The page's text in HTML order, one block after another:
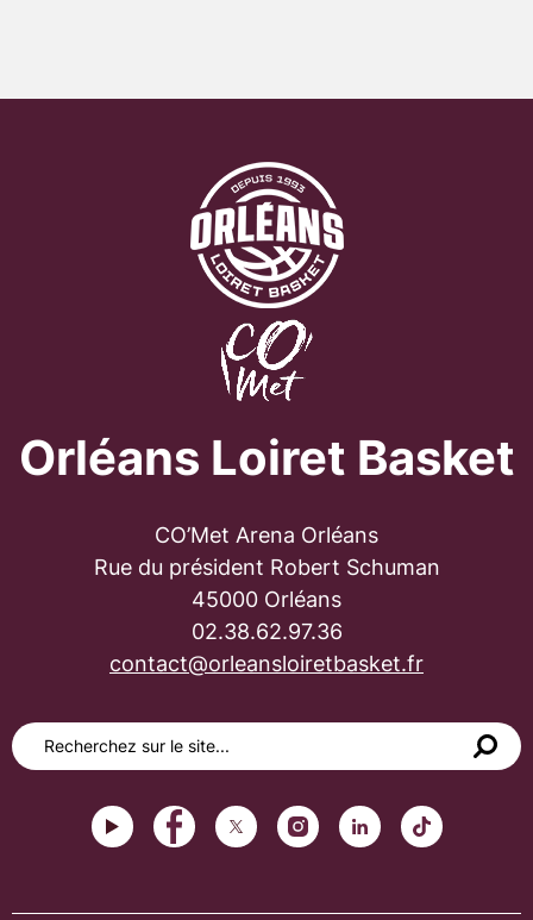
Orléans Loiret Basket
CO’Met Arena Orléans
Rue du président Robert Schuman
45000 Orléans
02.38.62.97.36
contact@orleansloiretbasket.fr